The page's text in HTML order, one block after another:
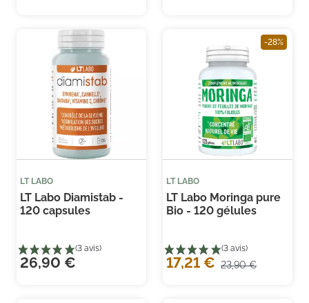
LT LABO
LT Labo Diamistab -
120 capsules
26,90 €
-28%
LT LABO
LT Labo Moringa pure
Bio - 120 gélules
17,21 € 23,90 €